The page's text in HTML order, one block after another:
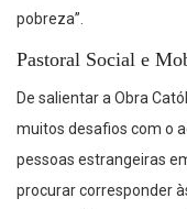
pobreza”.
Pastoral Social e
De salientar a Obra
muitos desafios com o
pessoas estrangeiras
procurar corresponder